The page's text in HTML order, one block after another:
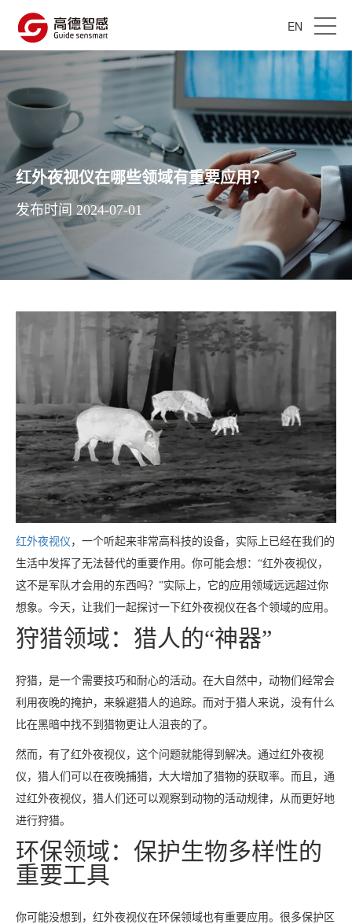
EN
红外夜视仪在哪些领域有重要应用？
发布时间 2024-07-01
红外夜视仪 ，一个听起来非常高科技的设备，实际上已经在我们的
生活中发挥了无法替代的重要作用。你可能会想：“红外夜视仪，
这不是军队才会用的东西吗？”实际上，它的应用领域远远超过你
想象。今天，让我们一起探讨一下红外夜视仪在各个领域的应用。
狩猎领域：猎人的“神器”
狩猎，是一个需要技巧和耐心的活动。在大自然中，动物们经常会
利用夜晚的掩护，来躲避猎人的追踪。而对于猎人来说，没有什么
比在黑暗中找不到猎物更让人沮丧的了。
然而，有了红外夜视仪，这个问题就能得到解决。通过红外夜视
仪，猎人们可以在夜晚捕猎，大大增加了猎物的获取率。而且，通
过红外夜视仪，猎人们还可以观察到动物的活动规律，从而更好地
进行狩猎。
环保领域：保护生物多样性的
重要工具
你可能没想到，红外夜视仪在环保领域也有重要应用。很多保护区